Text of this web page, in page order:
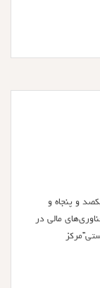
و پنجاه و
مالی در